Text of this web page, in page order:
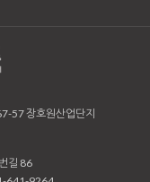
57 장호원산업단지
길 86